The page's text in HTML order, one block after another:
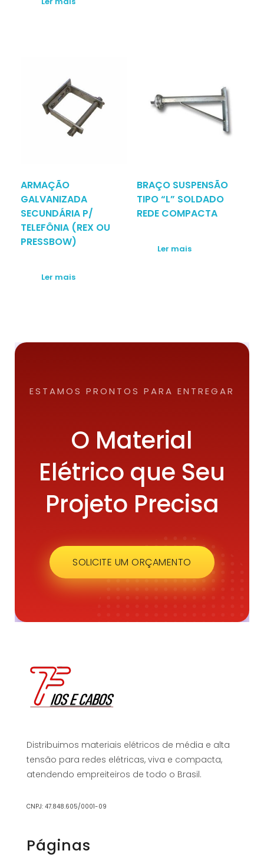
ARMAÇÃO
GALVANIZADA
SECUNDÁRIA P/
TELEFÔNIA (REX OU
PRESSBOW)
Ler mais
BRAÇO SUSPENSÃO
TIPO “L” SOLDADO
REDE COMPACTA
Ler mais
ESTAMOS PRONTOS PARA ENTREGAR
O Material
Elétrico que Seu
Projeto Precisa
SOLICITE UM ORÇAMENTO
Distribuimos materiais elétricos de média e alta
tensão para redes elétricas, viva e compacta,
atendendo empreiteiros de todo o Brasil.
CNPJ: 47.848.605/0001-09
Páginas